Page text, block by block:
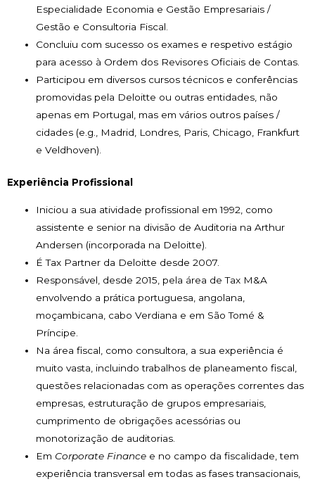
Especialidade Economia e Gestão Empresariais /
Gestão e Consultoria Fiscal.
Concluiu com sucesso os exames e respetivo estágio
para acesso à Ordem dos Revisores Oficiais de Contas.
Participou em diversos cursos técnicos e conferências
promovidas pela Deloitte ou outras entidades, não
apenas em Portugal, mas em vários outros países /
cidades (e.g., Madrid, Londres, Paris, Chicago, Frankfurt
e Veldhoven).
Experiência Profissional
Iniciou a sua atividade profissional em 1992, como
assistente e senior na divisão de Auditoria na Arthur
Andersen (incorporada na Deloitte).
É Tax Partner da Deloitte desde 2007.
Responsável, desde 2015, pela área de Tax M&A
envolvendo a prática portuguesa, angolana,
moçambicana, cabo Verdiana e em São Tomé &
Príncipe.
Na área fiscal, como consultora, a sua experiência é
muito vasta, incluindo trabalhos de planeamento fiscal,
questões relacionadas com as operações correntes das
empresas, estruturação de grupos empresariais,
cumprimento de obrigações acessórias ou
monotorização de auditorias.
Em Corporate Finance e no campo da fiscalidade, tem
experiência transversal em todas as fases transacionais,